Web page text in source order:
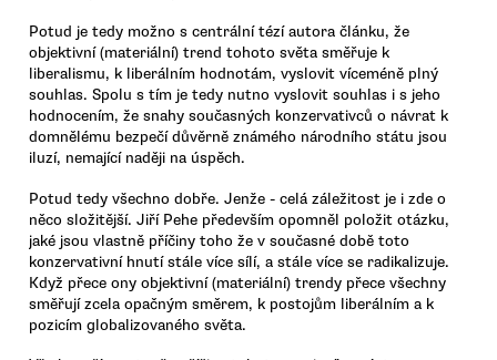
Potud je tedy možno s centrální tézí autora článku, že
objektivní (materiální) trend tohoto světa směřuje k
liberalismu, k liberálním hodnotám, vyslovit víceméně plný
souhlas. Spolu s tím je tedy nutno vyslovit souhlas i s jeho
hodnocením, že snahy současných konzervativců o návrat k
domnělému bezpečí důvěrně známého národního státu jsou
iluzí, nemající naději na úspěch.
Potud tedy všechno dobře. Jenže - celá záležitost je i zde o
něco složitější. Jiří Pehe především opomněl položit otázku,
jaké jsou vlastně příčiny toho že v současné době toto
konzervativní hnutí stále více sílí, a stále více se radikalizuje.
Když přece ony objektivní (materiální) trendy přece všechny
směřují zcela opačným směrem, k postojům liberálním a k
pozicím globalizovaného světa.